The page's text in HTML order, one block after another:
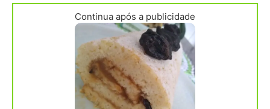
Continua após a publicidade